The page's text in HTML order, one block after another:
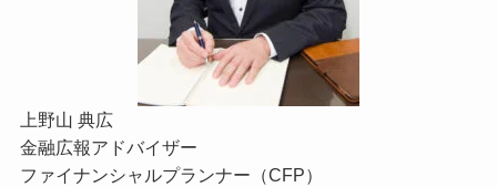
上野山 典広
金融広報アドバイザー
ファイナンシャルプランナー（CFP）